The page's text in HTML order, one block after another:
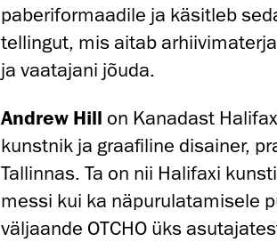
paberiformaadile ja käsitleb
tellingut, mis aitab
ja vaatajani jõuda.
Andrew Hill on Kanadast
kunstnik ja graafiline disainer,
Tallinnas. Ta on nii Halifaxi
messi kui ka näpurulatamisele
väljaande OTCHO üks